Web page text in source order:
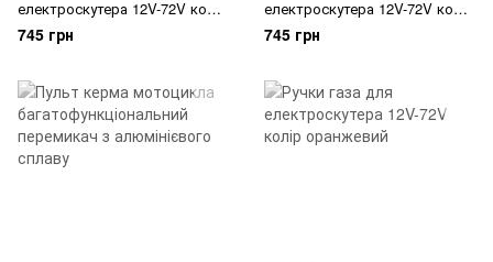
електроскутера 12V-72V колір
сірий
745 грн
електроскутера 12V-72V колір
синій
745 грн